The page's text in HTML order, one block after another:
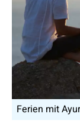
Ferien mit